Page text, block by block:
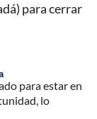
para cerrar
para estar en
lo